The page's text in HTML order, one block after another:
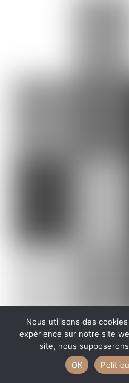
JUILLET 8, 2025
Nous utilisons des
expérience sur notre site
site, nous
OK